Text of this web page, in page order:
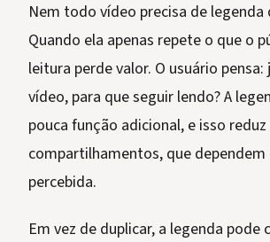
Nem todo vídeo precisa de legenda
Quando ela apenas repete o que o
leitura perde valor. O usuário
vídeo, para que seguir lendo? A
pouca função adicional, e isso
compartilhamentos, que
percebida.
Em vez de duplicar, a legenda pode